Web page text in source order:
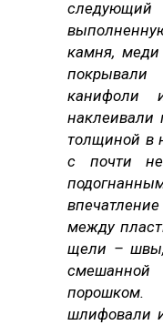
камня, меди
покрывали
канифоли
наклеивали
толщиной в
с почти
между
щели – швы,
шлифовали